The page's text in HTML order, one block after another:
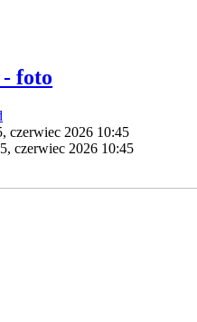
- foto
czerwiec 2026 10:45
czerwiec 2026 10:45